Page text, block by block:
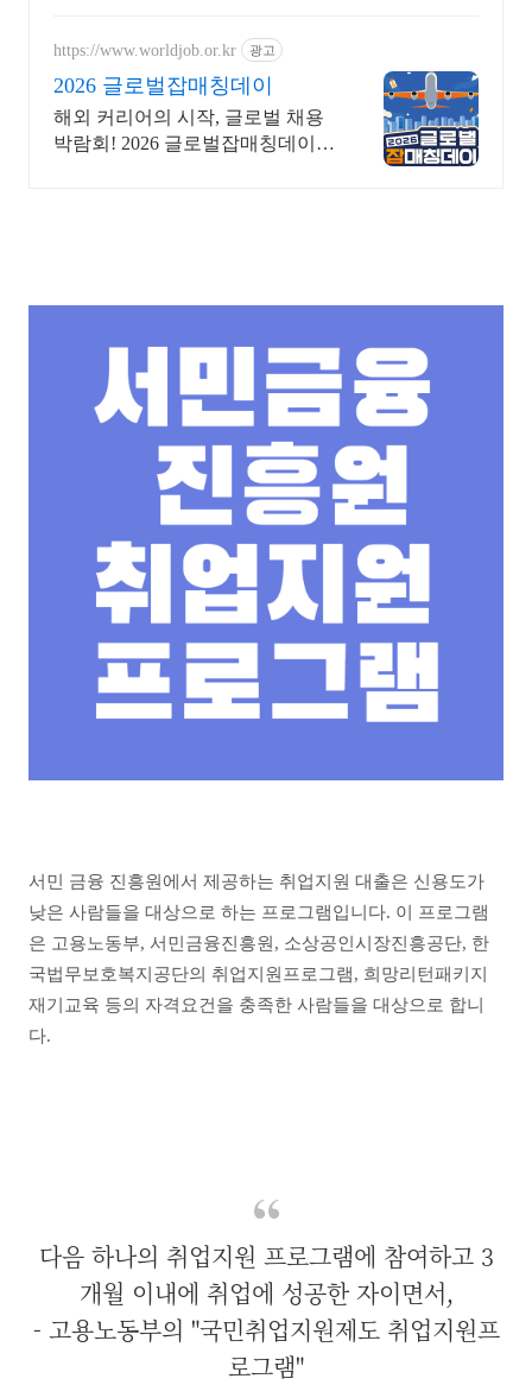
곳! 대출24
https://www.worldjob.or.kr 광고
2026 글로벌잡매칭데이
해외 커리어의 시작, 글로벌 채용
박람회! 2026 글로벌잡매칭데이에
서민 금융 진흥원에서 제공하는 취업지원 대출은 신용도가
낮은 사람들을 대상으로 하는 프로그램입니다. 이 프로그램
은 고용노동부, 서민금융진흥원, 소상공인시장진흥공단, 한
국법무보호복지공단의 취업지원프로그램, 희망리턴패키지
재기교육 등의 자격요건을 충족한 사람들을 대상으로 합니
다.
다음 하나의 취업지원 프로그램에 참여하고 3
개월 이내에 취업에 성공한 자이면서,
- 고용노동부의 "국민취업지원제도 취업지원프
로그램"